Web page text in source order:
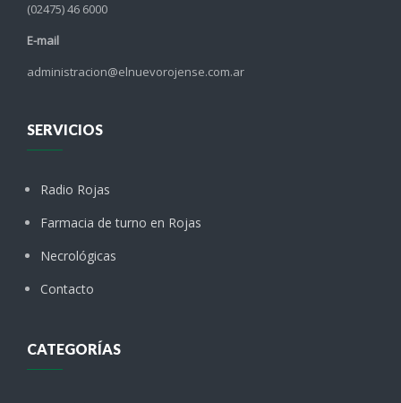
(02475) 46 6000
E-mail
administracion@elnuevorojense.com.ar
SERVICIOS
Radio Rojas
Farmacia de turno en Rojas
Necrológicas
Contacto
CATEGORÍAS